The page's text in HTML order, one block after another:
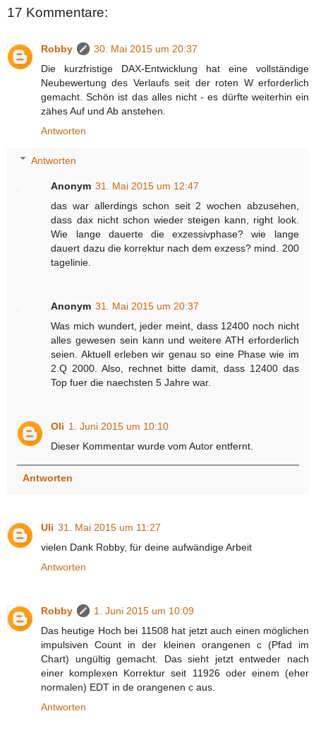
17 Kommentare:
Robby
30. Mai 2015 um 20:37
Die kurzfristige DAX-Entwicklung hat eine vollständige
Neubewertung des Verlaufs seit der roten W erforderlich
gemacht. Schön ist das alles nicht - es dürfte weiterhin ein
zähes Auf und Ab anstehen.
Antworten
Antworten
Anonym 31. Mai 2015 um 12:47
das war allerdings schon seit 2 wochen abzusehen,
dass dax nicht schon wieder steigen kann, right look.
Wie lange dauerte die exzessivphase? wie lange
dauert dazu die korrektur nach dem exzess? mind. 200
tagelinie.
Anonym 31. Mai 2015 um 20:37
Was mich wundert, jeder meint, dass 12400 noch nicht
alles gewesen sein kann und weitere ATH erforderlich
seien. Aktuell erleben wir genau so eine Phase wie im
2.Q 2000. Also, rechnet bitte damit, dass 12400 das
Top fuer die naechsten 5 Jahre war.
Oli 1. Juni 2015 um 10:10
Dieser Kommentar wurde vom Autor entfernt.
Antworten
Uli 31. Mai 2015 um 11:27
vielen Dank Robby, für deine aufwändige Arbeit
Antworten
Robby
1. Juni 2015 um 10:09
Das heutige Hoch bei 11508 hat jetzt auch einen möglichen
impulsiven Count in der kleinen orangenen c (Pfad im
Chart) ungültig gemacht. Das sieht jetzt entweder nach
einer komplexen Korrektur seit 11926 oder einem (eher
normalen) EDT in de orangenen c aus.
Antworten